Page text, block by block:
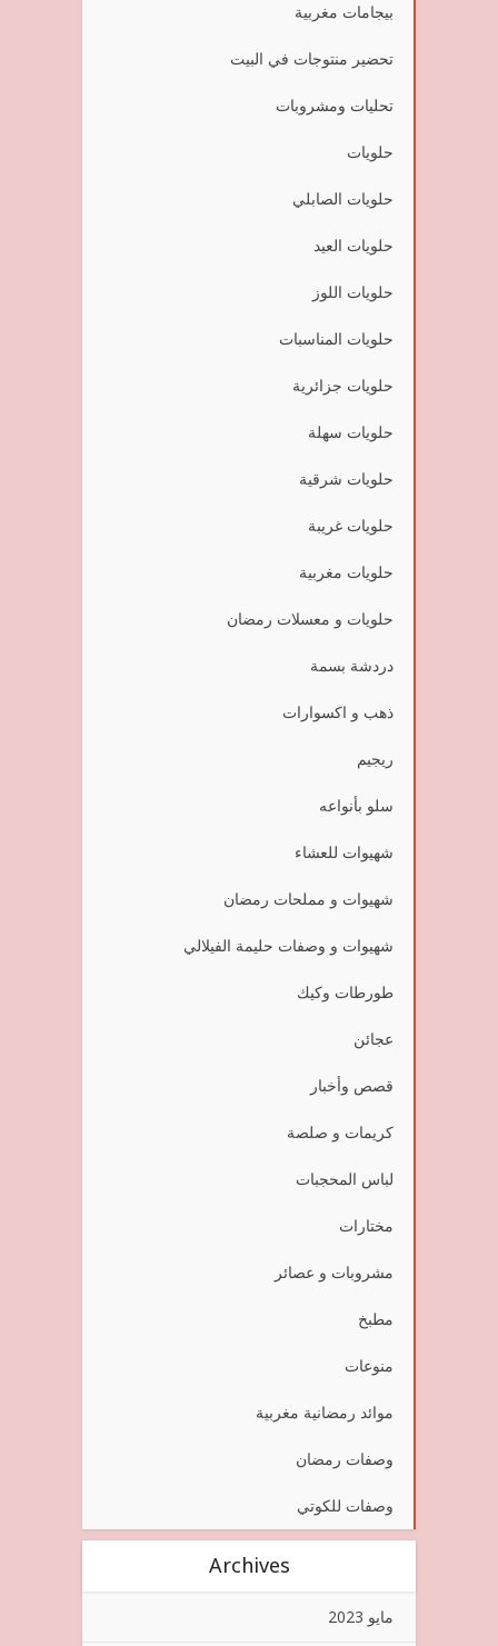
بيجامات مغربية
تحضير منتوجات في البيت
تحليات ومشروبات
حلويات
حلويات الصابلي
حلويات العيد
حلويات اللوز
حلويات المناسبات
حلويات جزائرية
حلويات سهلة
حلويات شرقية
حلويات غريبة
حلويات مغربية
حلويات و معسلات رمضان
دردشة بسمة
ذهب و اكسوارات
ريجيم
سلو بأنواعه
شهيوات للعشاء
شهيوات و مملحات رمضان
شهيوات و وصفات حليمة الفيلالي
طورطات وكيك
عجائن
قصص وأخبار
كريمات و صلصة
لباس المحجبات
مختارات
مشروبات و عصائر
مطبخ
منوعات
موائد رمضانية مغربية
وصفات رمضان
وصفات للكوتي
Archives
مايو 2023